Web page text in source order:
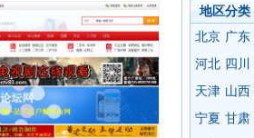
地区分类
北京 广东
河北 四川
天津 山西
宁夏 甘肃